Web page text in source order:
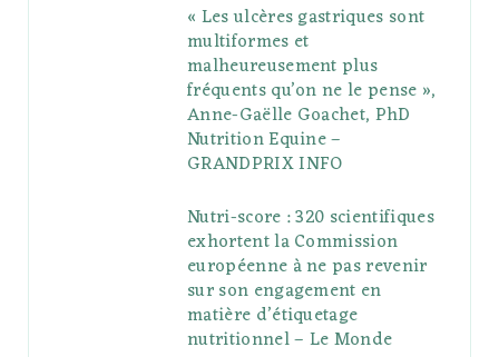
« Les ulcères gastriques sont
multiformes et
malheureusement plus
fréquents qu’on ne le pense »,
Anne-Gaëlle Goachet, PhD
Nutrition Equine –
GRANDPRIX INFO
Nutri-score : 320 scientifiques
exhortent la Commission
européenne à ne pas revenir
sur son engagement en
matière d’étiquetage
nutritionnel – Le Monde